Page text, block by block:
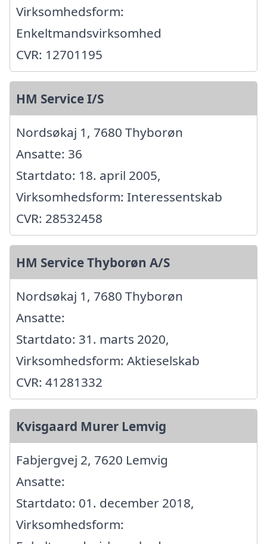
Virksomhedsform:
Enkeltmandsvirksomhed
CVR: 12701195
HM Service I/S
Nordsøkaj 1, 7680 Thyborøn
Ansatte: 36
Startdato: 18. april 2005,
Virksomhedsform: Interessentskab
CVR: 28532458
HM Service Thyborøn A/S
Nordsøkaj 1, 7680 Thyborøn
Ansatte:
Startdato: 31. marts 2020,
Virksomhedsform: Aktieselskab
CVR: 41281332
Kvisgaard Murer Lemvig
Fabjergvej 2, 7620 Lemvig
Ansatte:
Startdato: 01. december 2018,
Virksomhedsform: